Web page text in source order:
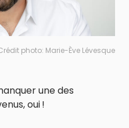
photo: Marie-Ève Lévesque
une des
oui !